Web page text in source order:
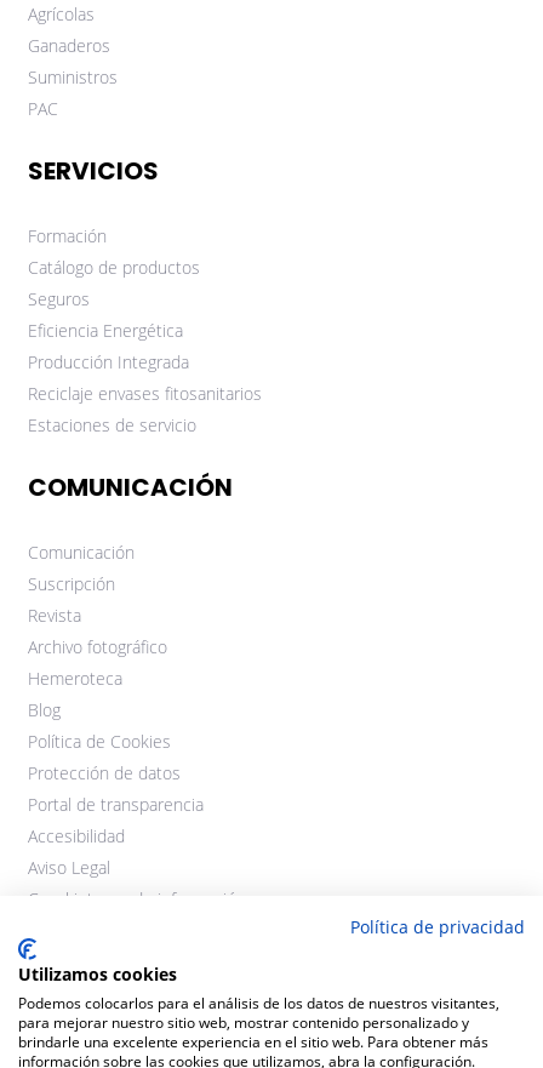
Agrícolas
Ganaderos
Suministros
PAC
SERVICIOS
Formación
Catálogo de productos
Seguros
Eficiencia Energética
Producción Integrada
Reciclaje envases fitosanitarios
Estaciones de servicio
COMUNICACIÓN
Comunicación
Suscripción
Revista
Archivo fotográfico
Hemeroteca
Blog
Política de Cookies
Protección de datos
Portal de transparencia
Accesibilidad
Aviso Legal
Canal interno de información
Política de privacidad
Utilizamos cookies
Podemos colocarlos para el análisis de los datos de nuestros visitantes,
para mejorar nuestro sitio web, mostrar contenido personalizado y
brindarle una excelente experiencia en el sitio web. Para obtener más
información sobre las cookies que utilizamos, abra la configuración.